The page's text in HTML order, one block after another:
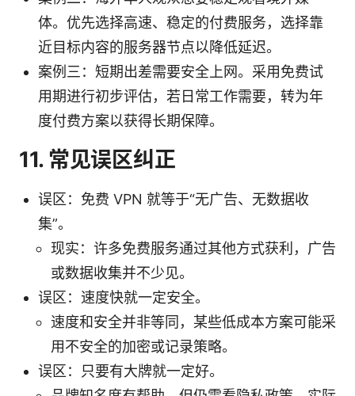
体。优先选择高速、稳定的付费服务，选择靠
近目标内容的服务器节点以降低延迟。
案例三：短期出差需要安全上网。采用免费试
用期进行初步评估，若日常工作需要，转为年
度付费方案以获得长期保障。
11. 常见误区纠正
误区：免费 VPN 就等于“无广告、无数据收
集”。
现实：许多免费服务通过其他方式获利，广告
或数据收集并不少见。
误区：速度快就一定安全。
速度和安全并非等同，某些低成本方案可能采
用不安全的加密或记录策略。
误区：只要有大牌就一定好。